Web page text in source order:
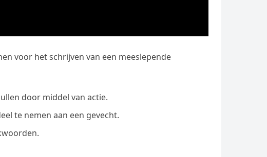
voor het schrijven van een meeslepende
door middel van actie.
te nemen aan een gevecht.